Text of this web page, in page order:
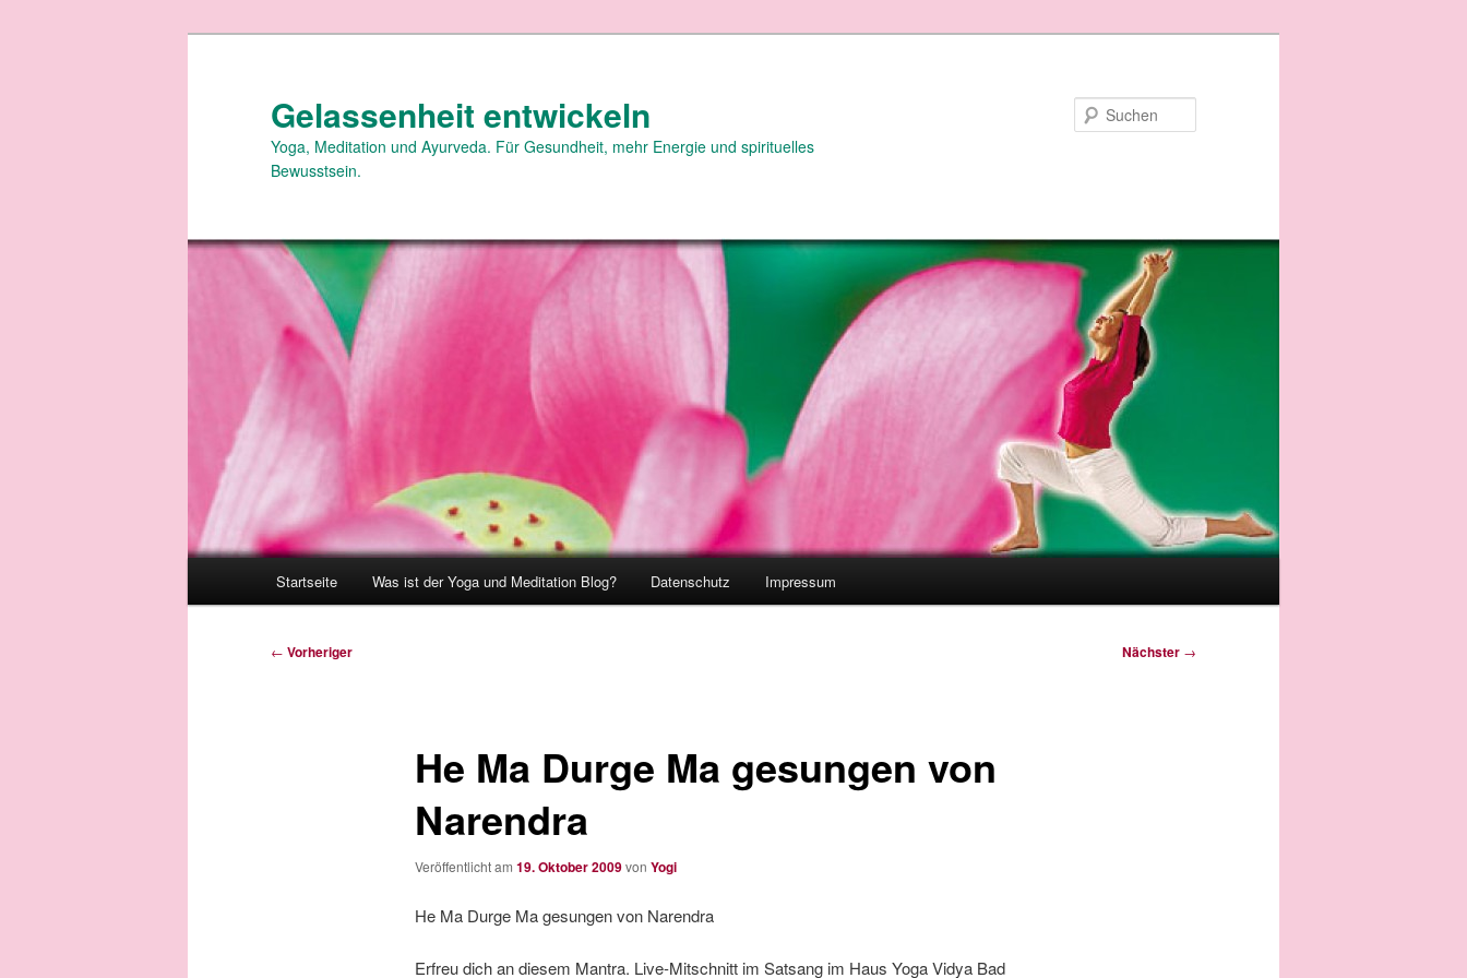
Gelassenheit entwickeln
Yoga, Meditation und Ayurveda. Für Gesundheit, mehr Energie und spirituelles
Bewusstsein.
Startseite Was ist der Yoga und Meditation Blog? Datenschutz Impressum
Beitragsnavigation
← Vorheriger Nächster →
He Ma Durge Ma gesungen von
Narendra
Veröffentlicht am 19. Oktober 2009von Yogi
He Ma Durge Ma gesungen von Narendra
Erfreu dich an diesem Mantra. Live-Mitschnitt im Satsang im Haus Yoga Vidya Bad